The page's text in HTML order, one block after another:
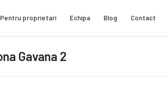
Pentru proprietari Echipa Blog Contact
Gavana 2